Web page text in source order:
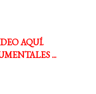
AQUÍ.
...